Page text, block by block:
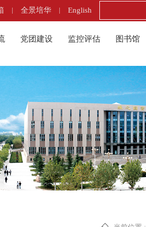
| 全景培华 | English
党团建设 监控评估 图书馆